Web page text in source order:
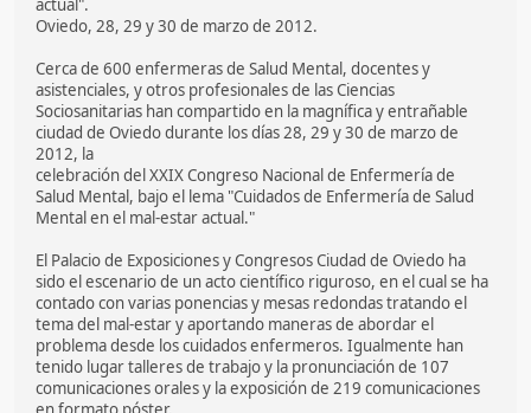
Oviedo, 28, 29 y 30 de marzo de 2012.
Cerca de 600 enfermeras de Salud Mental, docentes y
asistenciales, y otros profesionales de las Ciencias
Sociosanitarias han compartido en la magnífica y entrañable
ciudad de Oviedo durante los días 28, 29 y 30 de marzo de
2012, la
celebración del XXIX Congreso Nacional de Enfermería de
Salud Mental, bajo el lema "Cuidados de Enfermería de Salud
Mental en el mal-estar actual."
El Palacio de Exposiciones y Congresos Ciudad de Oviedo ha
sido el escenario de un acto científico riguroso, en el cual se ha
contado con varias ponencias y mesas redondas tratando el
tema del mal-estar y aportando maneras de abordar el
problema desde los cuidados enfermeros. Igualmente han
tenido lugar talleres de trabajo y la pronunciación de 107
comunicaciones orales y la exposición de 219 comunicaciones